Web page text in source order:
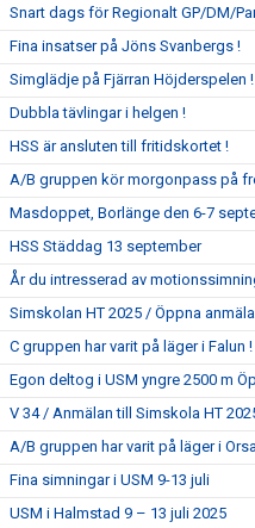
Snart dags för Regionalt GP/DM/
Fina insatser på Jöns Svanbergs !
Simglädje på Fjärran Höjderspelen !
Dubbla tävlingar i helgen !
HSS är ansluten till fritidskortet !
A/B gruppen kör morgonpass på
Masdoppet, Borlänge den 6-7
HSS Städdag 13 september
År du intresserad av
Simskolan HT 2025 / Öppna
C gruppen har varit på läger i Falun !
Egon deltog i USM yngre 2500 m
V 34 / Anmälan till Simskola HT
A/B gruppen har varit på läger i Orsa
Fina simningar i USM 9-13 juli
USM i Halmstad 9 – 13 juli 2025